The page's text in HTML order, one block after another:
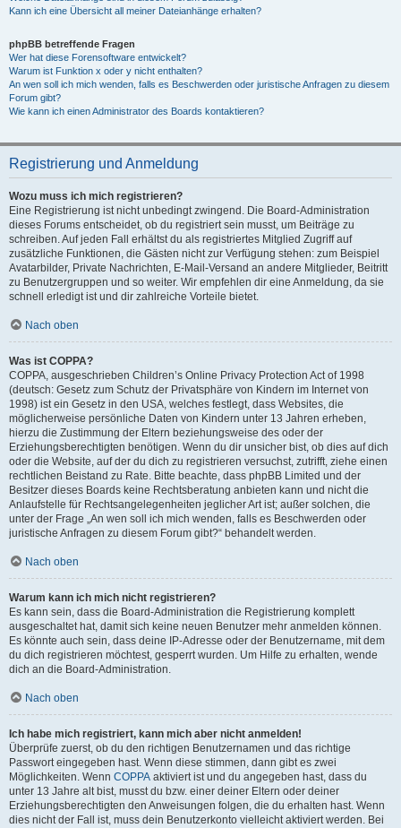
Kann ich eine Übersicht all meiner Dateianhänge erhalten?
phpBB betreffende Fragen
Wer hat diese Forensoftware entwickelt?
Warum ist Funktion x oder y nicht enthalten?
An wen soll ich mich wenden, falls es Beschwerden oder juristische Anfragen zu diesem
Forum gibt?
Wie kann ich einen Administrator des Boards kontaktieren?
Registrierung und Anmeldung
Wozu muss ich mich registrieren?
Eine Registrierung ist nicht unbedingt zwingend. Die Board-Administration
dieses Forums entscheidet, ob du registriert sein musst, um Beiträge zu
schreiben. Auf jeden Fall erhältst du als registriertes Mitglied Zugriff auf
zusätzliche Funktionen, die Gästen nicht zur Verfügung stehen: zum Beispiel
Avatarbilder, Private Nachrichten, E-Mail-Versand an andere Mitglieder, Beitritt
zu Benutzergruppen und so weiter. Wir empfehlen dir eine Anmeldung, da sie
schnell erledigt ist und dir zahlreiche Vorteile bietet.
Nach oben
Was ist COPPA?
COPPA, ausgeschrieben Children’s Online Privacy Protection Act of 1998
(deutsch: Gesetz zum Schutz der Privatsphäre von Kindern im Internet von
1998) ist ein Gesetz in den USA, welches festlegt, dass Websites, die
möglicherweise persönliche Daten von Kindern unter 13 Jahren erheben,
hierzu die Zustimmung der Eltern beziehungsweise des oder der
Erziehungsberechtigten benötigen. Wenn du dir unsicher bist, ob dies auf dich
oder die Website, auf der du dich zu registrieren versuchst, zutrifft, ziehe einen
rechtlichen Beistand zu Rate. Bitte beachte, dass phpBB Limited und der
Besitzer dieses Boards keine Rechtsberatung anbieten kann und nicht die
Anlaufstelle für Rechtsangelegenheiten jeglicher Art ist; außer solchen, die
unter der Frage „An wen soll ich mich wenden, falls es Beschwerden oder
juristische Anfragen zu diesem Forum gibt?“ behandelt werden.
Nach oben
Warum kann ich mich nicht registrieren?
Es kann sein, dass die Board-Administration die Registrierung komplett
ausgeschaltet hat, damit sich keine neuen Benutzer mehr anmelden können.
Es könnte auch sein, dass deine IP-Adresse oder der Benutzername, mit dem
du dich registrieren möchtest, gesperrt wurden. Um Hilfe zu erhalten, wende
dich an die Board-Administration.
Nach oben
Ich habe mich registriert, kann mich aber nicht anmelden!
Überprüfe zuerst, ob du den richtigen Benutzernamen und das richtige
Passwort eingegeben hast. Wenn diese stimmen, dann gibt es zwei
Möglichkeiten. Wenn COPPA aktiviert ist und du angegeben hast, dass du
unter 13 Jahre alt bist, musst du bzw. einer deiner Eltern oder deiner
Erziehungsberechtigten den Anweisungen folgen, die du erhalten hast. Wenn
dies nicht der Fall ist, muss dein Benutzerkonto vielleicht aktiviert werden. Bei